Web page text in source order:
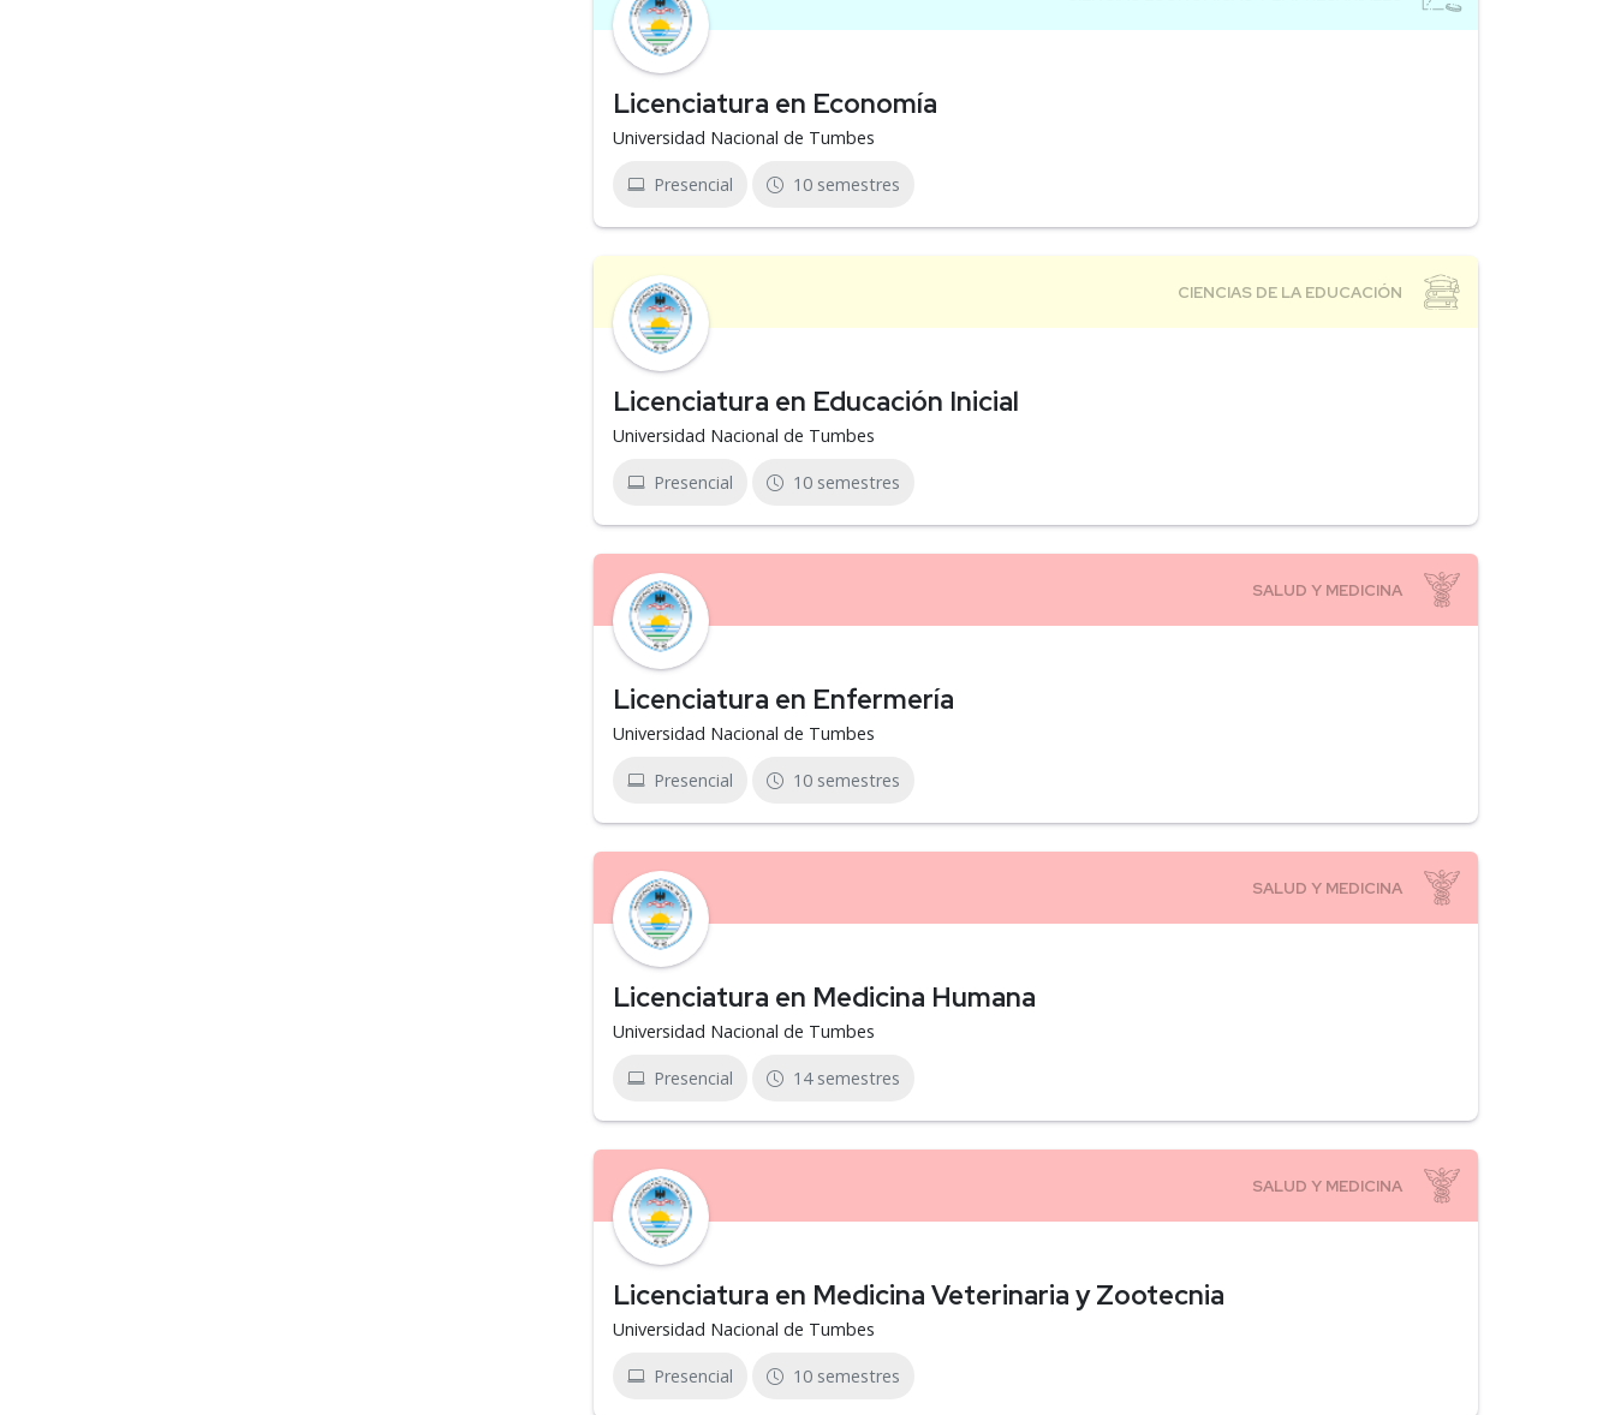
Licenciatura en Economía
Universidad Nacional de Tumbes
Presencial 10 semestres
Licenciatura en Educación Inicial
Universidad Nacional de Tumbes
Presencial 10 semestres
Licenciatura en Enfermería
Universidad Nacional de Tumbes
Presencial 10 semestres
Licenciatura en Medicina Humana
Universidad Nacional de Tumbes
Presencial 14 semestres
Licenciatura en Medicina Veterinaria y Zootecnia
Universidad Nacional de Tumbes
Presencial 10 semestres